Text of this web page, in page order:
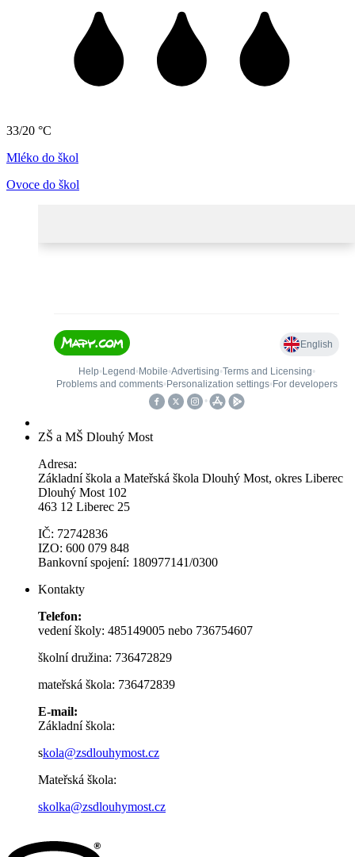
33/20 °C
Mléko do škol
Ovoce do škol
ZŠ a MŠ Dlouhý Most
Adresa:
Základní škola a Mateřská škola Dlouhý Most, okres Liberec
Dlouhý Most 102
463 12 Liberec 25
IČ: 72742836
IZO: 600 079 848
Bankovní spojení: 180977141/0300
Kontakty
Telefon:
vedení školy: 485149005 nebo 736754607
školní družina: 736472829
mateřská škola: 736472839
E-mail:
Základní škola:
skola@zsdlouhymost.cz
Mateřská škola:
skolka@zsdlouhymost.cz